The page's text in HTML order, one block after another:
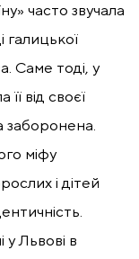
часто звучала
Саме тоді, у
від своєї
заборонена.
міфу
і дітей
у Львові в